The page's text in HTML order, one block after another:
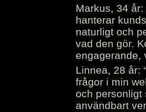
Markus, 34
hanterar
naturligt och
vad den gör.
engagerande,
Linnea, 28 år:
frågor i min
och personligt
användbart